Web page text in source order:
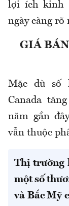
lợi ích kinh
ngày càng rõ
GIÁ
Mặc dù số
Canada
năm gần
vẫn thuộc
Thị trường
một số
và Bắc Mỹ